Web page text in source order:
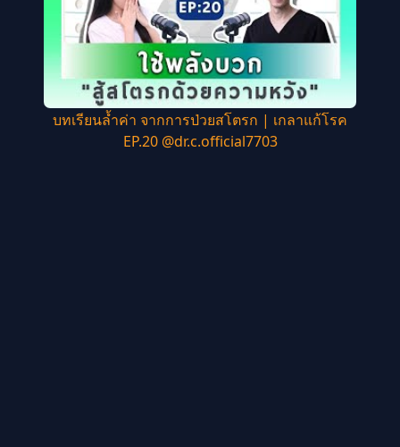
บทเรียนล้ำค่า จากการป่วยสโตรก | เกลาแก้โรค
EP.20 @dr.c.official7703